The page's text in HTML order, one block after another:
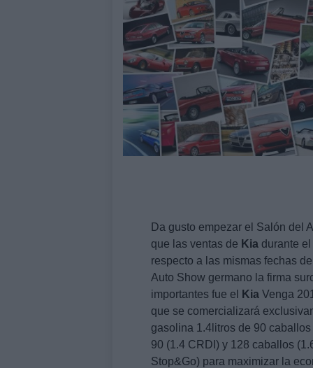
Da gusto empezar el Salón del
que las ventas de Kia durante
respecto a las mismas fechas
Auto Show germano la firma
importantes fue el
Kia Venga
que se comercializará
gasolina 1.4litros de 90
90 (1.4 CRDI) y 128 caballos
Stop&Go) para maximizar la